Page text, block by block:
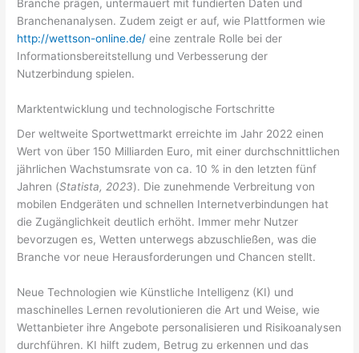
Branche prägen, untermauert mit fundierten Daten und
Branchenanalysen. Zudem zeigt er auf, wie Plattformen wie
http://wettson-online.de/ eine zentrale Rolle bei der
Informationsbereitstellung und Verbesserung der
Nutzerbindung spielen.
Marktentwicklung und technologische Fortschritte
Der weltweite Sportwettmarkt erreichte im Jahr 2022 einen
Wert von über 150 Milliarden Euro, mit einer durchschnittlichen
jährlichen Wachstumsrate von ca. 10 % in den letzten fünf
Jahren (Statista, 2023). Die zunehmende Verbreitung von
mobilen Endgeräten und schnellen Internetverbindungen hat
die Zugänglichkeit deutlich erhöht. Immer mehr Nutzer
bevorzugen es, Wetten unterwegs abzuschließen, was die
Branche vor neue Herausforderungen und Chancen stellt.
Neue Technologien wie Künstliche Intelligenz (KI) und
maschinelles Lernen revolutionieren die Art und Weise, wie
Wettanbieter ihre Angebote personalisieren und Risikoanalysen
durchführen. KI hilft zudem, Betrug zu erkennen und das